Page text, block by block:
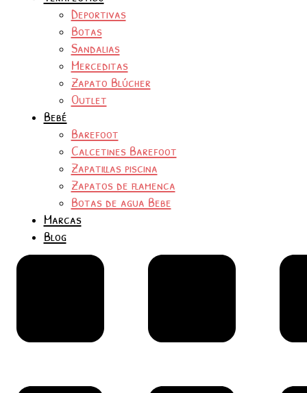
Deportivas
Botas
Sandalias
Merceditas
Zapato Blúcher
Outlet
Bebé
Barefoot
Calcetines Barefoot
Zapatillas piscina
Zapatos de flamenca
Botas de agua Bebe
Marcas
Blog